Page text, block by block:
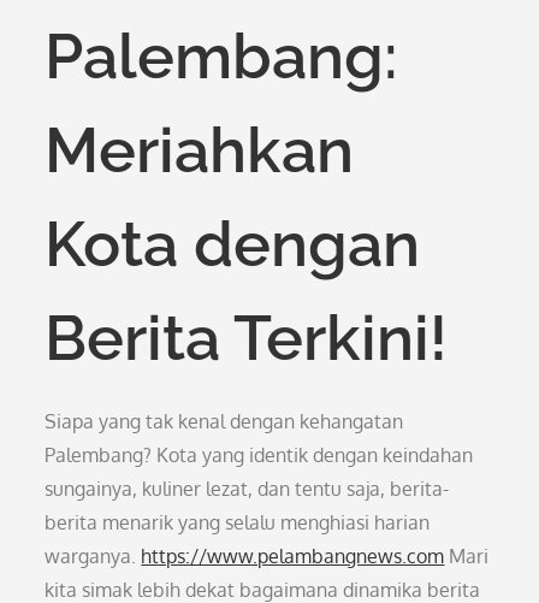
Palembang:
Meriahkan
Kota dengan
Berita Terkini!
Siapa yang tak kenal dengan kehangatan
Palembang? Kota yang identik dengan keindahan
sungainya, kuliner lezat, dan tentu saja, berita-
berita menarik yang selalu menghiasi harian
warganya. https://www.pelambangnews.com Mari
kita simak lebih dekat bagaimana dinamika berita